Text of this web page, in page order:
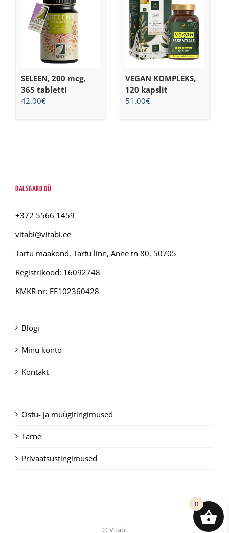
SELEEN, 200 mcg,
365 tabletti
42.00€
VEGAN KOMPLEKS,
120 kapslit
51.00€
DALSGARD OÜ
+372 5566 1459
vitabi@vitabi.ee
Tartu maakond, Tartu linn, Anne tn 80, 50705
Registrikood: 16092748
KMKR nr: EE102360428
Blogi
Minu konto
Kontakt
Ostu- ja müügitingimused
Tarne
Privaatsustingimused
© Vitabi
0